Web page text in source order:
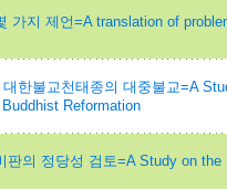
가지 제언=A translation of
한불교천태종의 대중불교=A
Reformation
판의 정당성 검토=A Study on